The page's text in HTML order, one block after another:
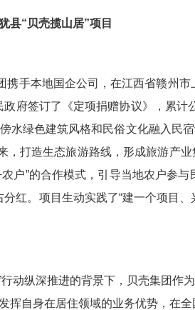
县“贝壳揽山居”项目
手本地国企公司，在江西省赣州
府签订了《定项捐赠协议》，累
绿色建筑风格和民俗文化融入民
，打造生态旅游路线，形成旅游产
户”的合作模式，引导当地农户参
红。项目生动实践了“建一个项目
纵深推进的背景下，贝壳集团作
自身在居住领域的业务优势，在全